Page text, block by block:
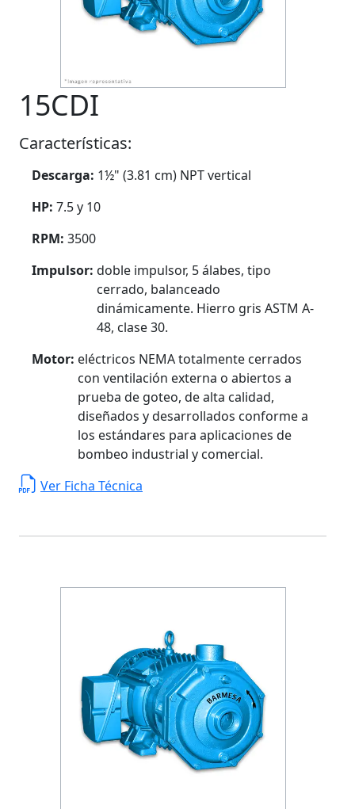
15CDI
Características:
Descarga: 1½" (3.81 cm) NPT vertical
HP: 7.5 y 10
RPM: 3500
Impulsor: doble impulsor, 5 álabes, tipo
cerrado, balanceado
dinámicamente. Hierro gris ASTM A-
48, clase 30.
Motor: eléctricos NEMA totalmente cerrados
con ventilación externa o abiertos a
prueba de goteo, de alta calidad,
diseñados y desarrollados conforme a
los estándares para aplicaciones de
bombeo industrial y comercial.
Ver Ficha Técnica